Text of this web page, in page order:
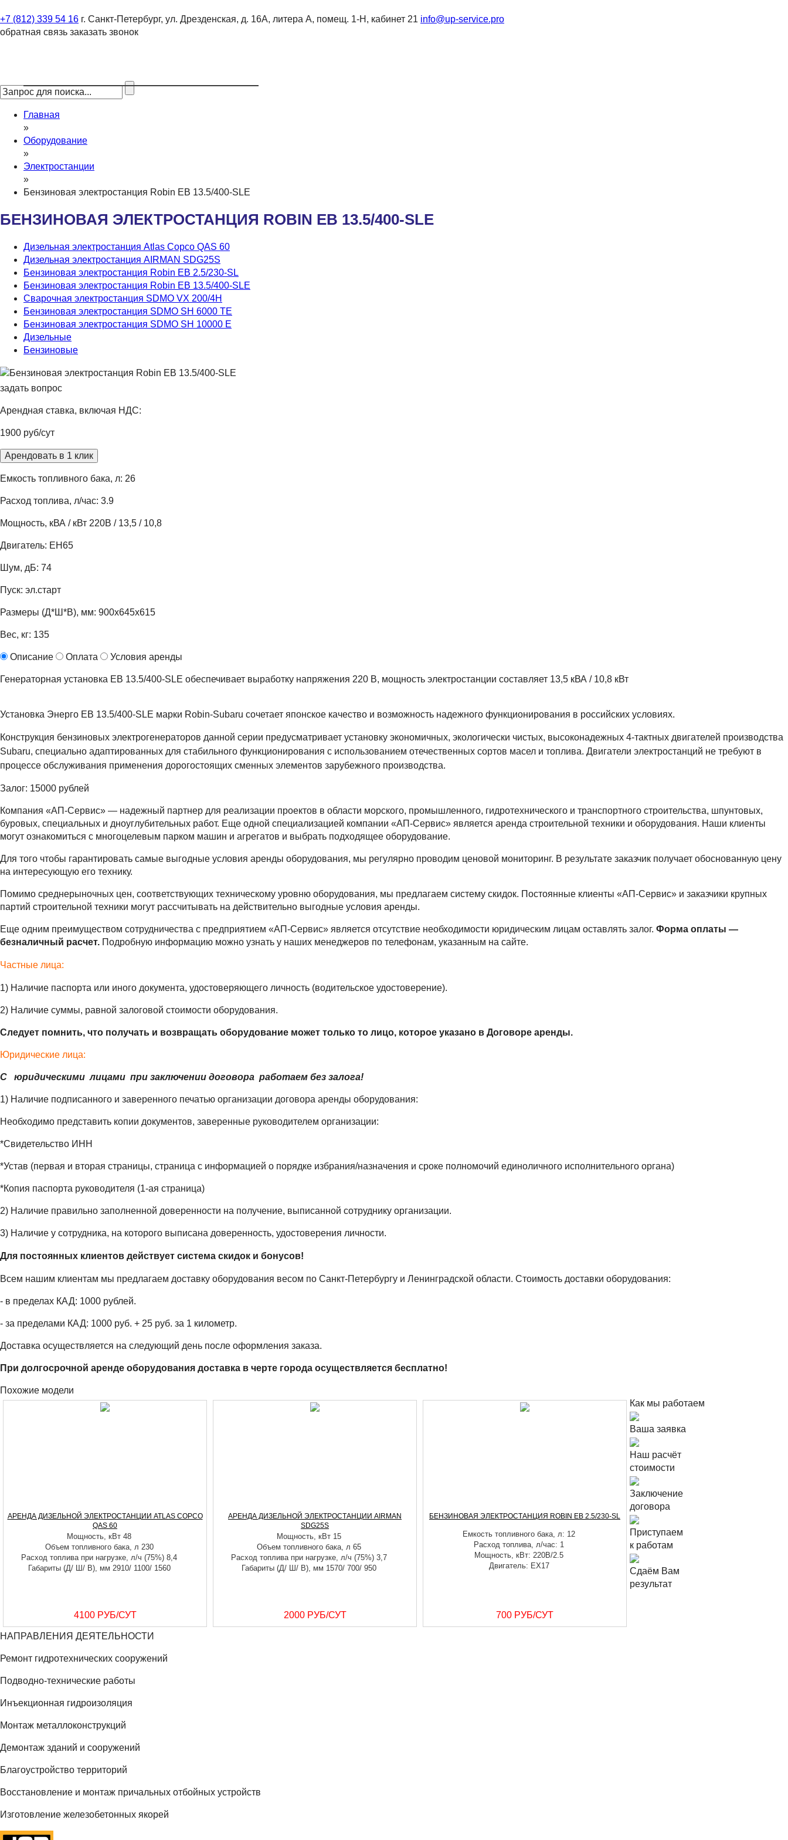
+7 (812) 339 54 16 г. Санкт-Петербург, ул. Дрезденская, д. 16А, литера А, помещ. 1-Н, кабинет 21 info@up-service.pro
обратная связь заказать звонок
Главная
»
Оборудование
»
Электростанции
»
Бензиновая электростанция Robin EB 13.5/400-SLE
БЕНЗИНОВАЯ ЭЛЕКТРОСТАНЦИЯ ROBIN EB 13.5/400-SLE
Дизельная электростанция Atlas Copco QAS 60
Дизельная электростанция AIRMAN SDG25S
Бензиновая электростанция Robin EB 2.5/230-SL
Бензиновая электростанция Robin EB 13.5/400-SLE
Сварочная электростанция SDMO VX 200/4H
Бензиновая электростанция SDMO SH 6000 TE
Бензиновая электростанция SDMO SH 10000 E
Дизельные
Бензиновые
задать вопрос
Арендная ставка, включая НДС:
1900 руб/сут
Арендовать в 1 клик
Емкость топливного бака, л: 26
Расход топлива, л/час: 3.9
Мощность, кВА / кВт 220В / 13,5 / 10,8
Двигатель: EH65
Шум, дБ: 74
Пуск: эл.старт
Размеры (Д*Ш*В), мм: 900х645х615
Вес, кг: 135
Описание Оплата Условия аренды
Генераторная установка EB 13.5/400-SLE обеспечивает выработку напряжения 220 В, мощность электростанции составляет 13,5 кВА / 10,8 кВт
Установка Энерго EB 13.5/400-SLE марки Robin-Subaru сочетает японское качество и возможность надежного функционирования в российских условиях.
Конструкция бензиновых электрогенераторов данной серии предусматривает установку экономичных, экологически чистых, высоконадежных 4-тактных двигателей производства
Subaru, специально адаптированных для стабильного функционирования с использованием отечественных сортов масел и топлива. Двигатели электростанций не требуют в
процессе обслуживания применения дорогостоящих сменных элементов зарубежного производства.
Залог: 15000 рублей
Компания «АП-Сервис» — надежный партнер для реализации проектов в области морского, промышленного, гидротехнического и транспортного строительства, шпунтовых,
буровых, специальных и дноуглубительных работ. Еще одной специализацией компании «АП-Сервис» является аренда строительной техники и оборудования. Наши клиенты
могут ознакомиться с многоцелевым парком машин и агрегатов и выбрать подходящее оборудование.
Для того чтобы гарантировать самые выгодные условия аренды оборудования, мы регулярно проводим ценовой мониторинг. В результате заказчик получает обоснованную цену
на интересующую его технику.
Помимо среднерыночных цен, соответствующих техническому уровню оборудования, мы предлагаем систему скидок. Постоянные клиенты «АП-Сервис» и заказчики крупных
партий строительной техники могут рассчитывать на действительно выгодные условия аренды.
Еще одним преимуществом сотрудничества с предприятием «АП-Сервис» является отсутствие необходимости юридическим лицам оставлять залог. Форма оплаты —
безналичный расчет. Подробную информацию можно узнать у наших менеджеров по телефонам, указанным на сайте.
Частные лица:
1) Наличие паспорта или иного документа, удостоверяющего личность (водительское удостоверение).
2) Наличие суммы, равной залоговой стоимости оборудования.
Следует помнить, что получать и возвращать оборудование может только то лицо, которое указано в Договоре аренды.
Юридические лица:
С юридическими лицами при заключении договора работаем без залога!
1) Наличие подписанного и заверенного печатью организации договора аренды оборудования:
Необходимо представить копии документов, заверенные руководителем организации:
*Свидетельство ИНН
*Устав (первая и вторая страницы, страница с информацией о порядке избрания/назначения и сроке полномочий единоличного исполнительного органа)
*Копия паспорта руководителя (1-ая страница)
2) Наличие правильно заполненной доверенности на получение, выписанной сотруднику организации.
3) Наличие у сотрудника, на которого выписана доверенность, удостоверения личности.
Для постоянных клиентов действует система скидок и бонусов!
Всем нашим клиентам мы предлагаем доставку оборудования весом по Санкт-Петербургу и Ленинградской области. Стоимость доставки оборудования:
- в пределах КАД: 1000 рублей.
- за пределами КАД: 1000 руб. + 25 руб. за 1 километр.
Доставка осуществляется на следующий день после оформления заказа.
При долгосрочной аренде оборудования доставка в черте города осуществляется бесплатно!
Похожие модели
АРЕНДА ДИЗЕЛЬНОЙ ЭЛЕКТРОСТАНЦИИ ATLAS COPCO
QAS 60
Мощность, кВт 48
Объем топливного бака, л 230
Расход топлива при нагрузке, л/ч (75%) 8,4
Габариты (Д/ Ш/ В), мм 2910/ 1100/ 1560
4100 РУБ/СУТ
АРЕНДА ДИЗЕЛЬНОЙ ЭЛЕКТРОСТАНЦИИ AIRMAN
SDG25S
Мощность, кВт 15
Объем топливного бака, л 65
Расход топлива при нагрузке, л/ч (75%) 3,7
Габариты (Д/ Ш/ В), мм 1570/ 700/ 950
2000 РУБ/СУТ
БЕНЗИНОВАЯ ЭЛЕКТРОСТАНЦИЯ ROBIN EB 2.5/230-SL
Емкость топливного бака, л: 12
Расход топлива, л/час: 1
Мощность, кВт: 220В/2.5
Двигатель: EX17
700 РУБ/СУТ
Как мы работаем
Ваша заявка
Наш расчёт
стоимости
Заключение
договора
Приступаем
к работам
Сдаём Вам
результат
НАПРАВЛЕНИЯ ДЕЯТЕЛЬНОСТИ
Ремонт гидротехнических сооружений
Подводно-технические работы
Инъекционная гидроизоляция
Монтаж металлоконструкций
Демонтаж зданий и сооружений
Благоустройство территорий
Восстановление и монтаж причальных отбойных устройств
Изготовление железобетонных якорей